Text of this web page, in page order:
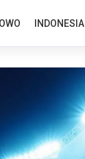
INDONESIA